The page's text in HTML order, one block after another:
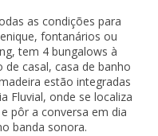
as condições para
fontanários ou
tem 4 bungalows à
casal, casa de banho
estão integradas
Fluvial, onde se localiza
pôr a conversa em dia
banda sonora.